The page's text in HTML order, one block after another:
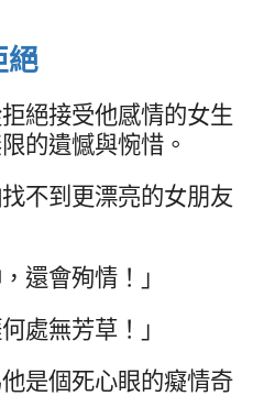
絕
絕接受他感情的女生
的遺憾與惋惜。
不到更漂亮的女朋友
還會殉情！」
處無芳草！」
是個死心眼的癡情奇